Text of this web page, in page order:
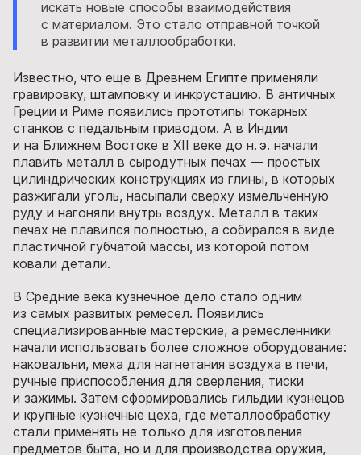
искать новые способы взаимодействия
с материалом. Это стало отправной точкой
в развитии металлообработки.
Известно, что еще в Древнем Египте применяли
гравировку, штамповку и инкрустацию. В античных
Греции и Риме появились прототипы токарных
станков с педальным приводом. А в Индии
и на Ближнем Востоке в XII веке до н. э. начали
плавить металл в сыродутных печах — простых
цилиндрических конструкциях из глины, в которых
разжигали уголь, насыпали сверху измельченную
руду и нагоняли внутрь воздух. Металл в таких
печах не плавился полностью, а собирался в виде
пластичной губчатой массы, из которой потом
ковали детали.
В Средние века кузнечное дело стало одним
из самых развитых ремесел. Появились
специализированные мастерские, а ремесленники
начали использовать более сложное оборудование:
наковальни, меха для нагнетания воздуха в печи,
ручные приспособления для сверления, тиски
и зажимы. Затем сформировались гильдии кузнецов
и крупные кузнечные цеха, где металлообработку
стали применять не только для изготовления
предметов быта, но и для производства оружия,